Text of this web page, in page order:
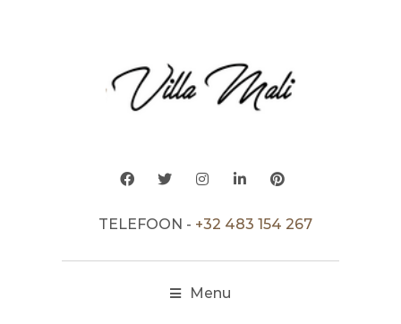
TELEFOON - +32 483 154 267
Menu